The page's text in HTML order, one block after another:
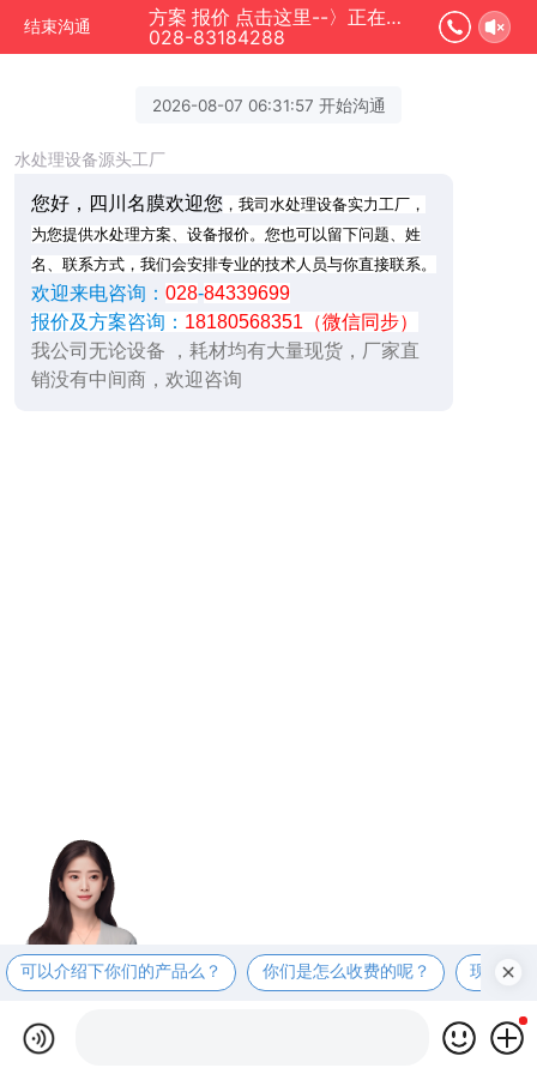
结束沟通
方案 报价 点击这里--〉正在为您服务
028-83184288
2026-08-07 06:31:57 开始沟通
水处理设备源头工厂
您好，四川名膜欢迎您 ，我司水处理设备实力工厂，
为您提供水处理方案、设备报价。您也可以留下问题、姓
名、联系方式，我们会安排专业的技术人员与你直接联系。
欢迎来电咨询： 028-84339699
报价及方案咨询： 18180568351（微信同步）
我公司无论设备 ，耗材均有大量现货，厂家直
销没有中间商，欢迎咨询
可以介绍下你们的产品么？ 你们是怎么收费的呢？ 现在有